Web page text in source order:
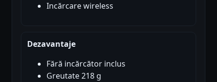
Incărcare wireless
Dezavantaje
Fără incărcător inclus
Greutate 218 g